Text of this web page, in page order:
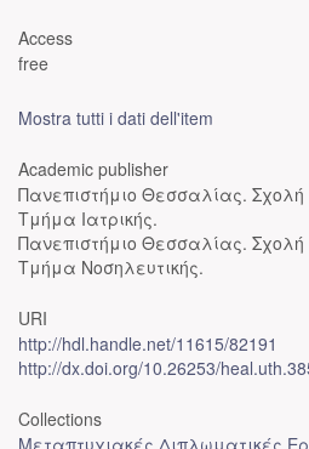
Access
free
Mostra tutti i dati dell'item
Academic publisher
Πανεπιστήμιο Θεσσαλίας.
Τμήμα Ιατρικής.
Πανεπιστήμιο Θεσσαλίας.
Τμήμα Νοσηλευτικής.
URI
http://hdl.handle.net/11615/82191
http://dx.doi.org/10.26253/
Collections
Μεταπτυχιακές Διπλωματικές